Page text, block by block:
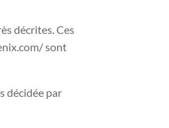
décrites. Ces
sont
décidée par